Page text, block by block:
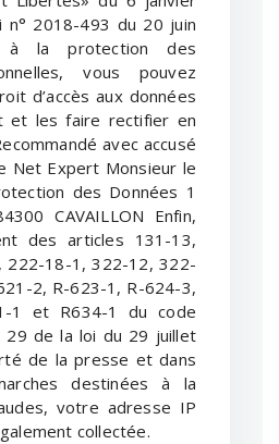
2018-493 du 20 juin
à la protection des
vous pouvez
d’accès aux données
et les faire rectifier en
avec accusé
Net Expert Monsieur le
des Données 1
CAVAILLON Enfin,
des articles 131-13,
222-18-1, 322-12, 322-
2, R-623-1, R-624-3,
1 et R634-1 du code
29 de la loi du 29 juillet
de la presse et dans
destinées à la
votre adresse IP
collectée.